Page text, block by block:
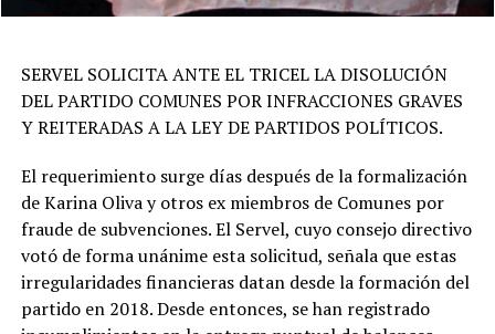
SERVEL SOLICITA ANTE EL TRICEL LA DISOLUCIÓN
DEL PARTIDO COMUNES POR INFRACCIONES GRAVES
Y REITERADAS A LA LEY DE PARTIDOS POLÍTICOS.
El requerimiento surge días después de la formalización
de Karina Oliva y otros ex miembros de Comunes por
fraude de subvenciones. El Servel, cuyo consejo directivo
votó de forma unánime esta solicitud, señala que estas
irregularidades financieras datan desde la formación del
partido en 2018. Desde entonces, se han registrado